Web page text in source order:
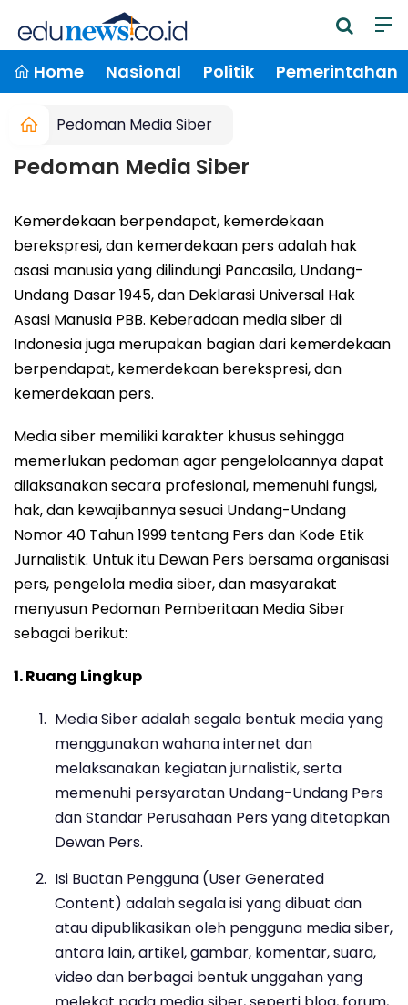
Home Nasional Politik Pemerintahan
Pedoman Media Siber
Pedoman Media Siber
Kemerdekaan berpendapat, kemerdekaan
berekspresi, dan kemerdekaan pers adalah hak
asasi manusia yang dilindungi Pancasila, Undang-
Undang Dasar 1945, dan Deklarasi Universal Hak
Asasi Manusia PBB. Keberadaan media siber di
Indonesia juga merupakan bagian dari kemerdekaan
berpendapat, kemerdekaan berekspresi, dan
kemerdekaan pers.
Media siber memiliki karakter khusus sehingga
memerlukan pedoman agar pengelolaannya dapat
dilaksanakan secara profesional, memenuhi fungsi,
hak, dan kewajibannya sesuai Undang-Undang
Nomor 40 Tahun 1999 tentang Pers dan Kode Etik
Jurnalistik. Untuk itu Dewan Pers bersama organisasi
pers, pengelola media siber, dan masyarakat
menyusun Pedoman Pemberitaan Media Siber
sebagai berikut:
1. Ruang Lingkup
Media Siber adalah segala bentuk media yang
menggunakan wahana internet dan
melaksanakan kegiatan jurnalistik, serta
memenuhi persyaratan Undang-Undang Pers
dan Standar Perusahaan Pers yang ditetapkan
Dewan Pers.
Isi Buatan Pengguna (User Generated
Content) adalah segala isi yang dibuat dan
atau dipublikasikan oleh pengguna media siber,
antara lain, artikel, gambar, komentar, suara,
video dan berbagai bentuk unggahan yang